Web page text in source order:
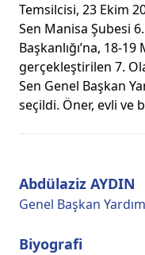
Temsilcisi, 23 Ekim
Sen Manisa Şubesi
Başkanlığı’na, 18-
gerçekleştirilen 7.
Sen Genel Başkan
seçildi. Öner, evli ve
Abdülaziz AYDIN
Genel Başkan
Biyografi